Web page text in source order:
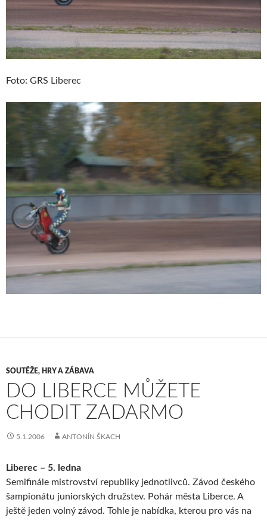
Foto: GRS Liberec
SOUTĚŽE, HRY A ZÁBAVA
DO LIBERCE MŮŽETE
CHODIT ZADARMO
5.1.2006 ANTONÍN ŠKACH
Liberec – 5. ledna
Semifinále mistrovství republiky jednotlivců. Závod českého
šampionátu juniorských družstev. Pohár města Liberce. A
ještě jeden volný závod. Tohle je nabídka, kterou pro vás na